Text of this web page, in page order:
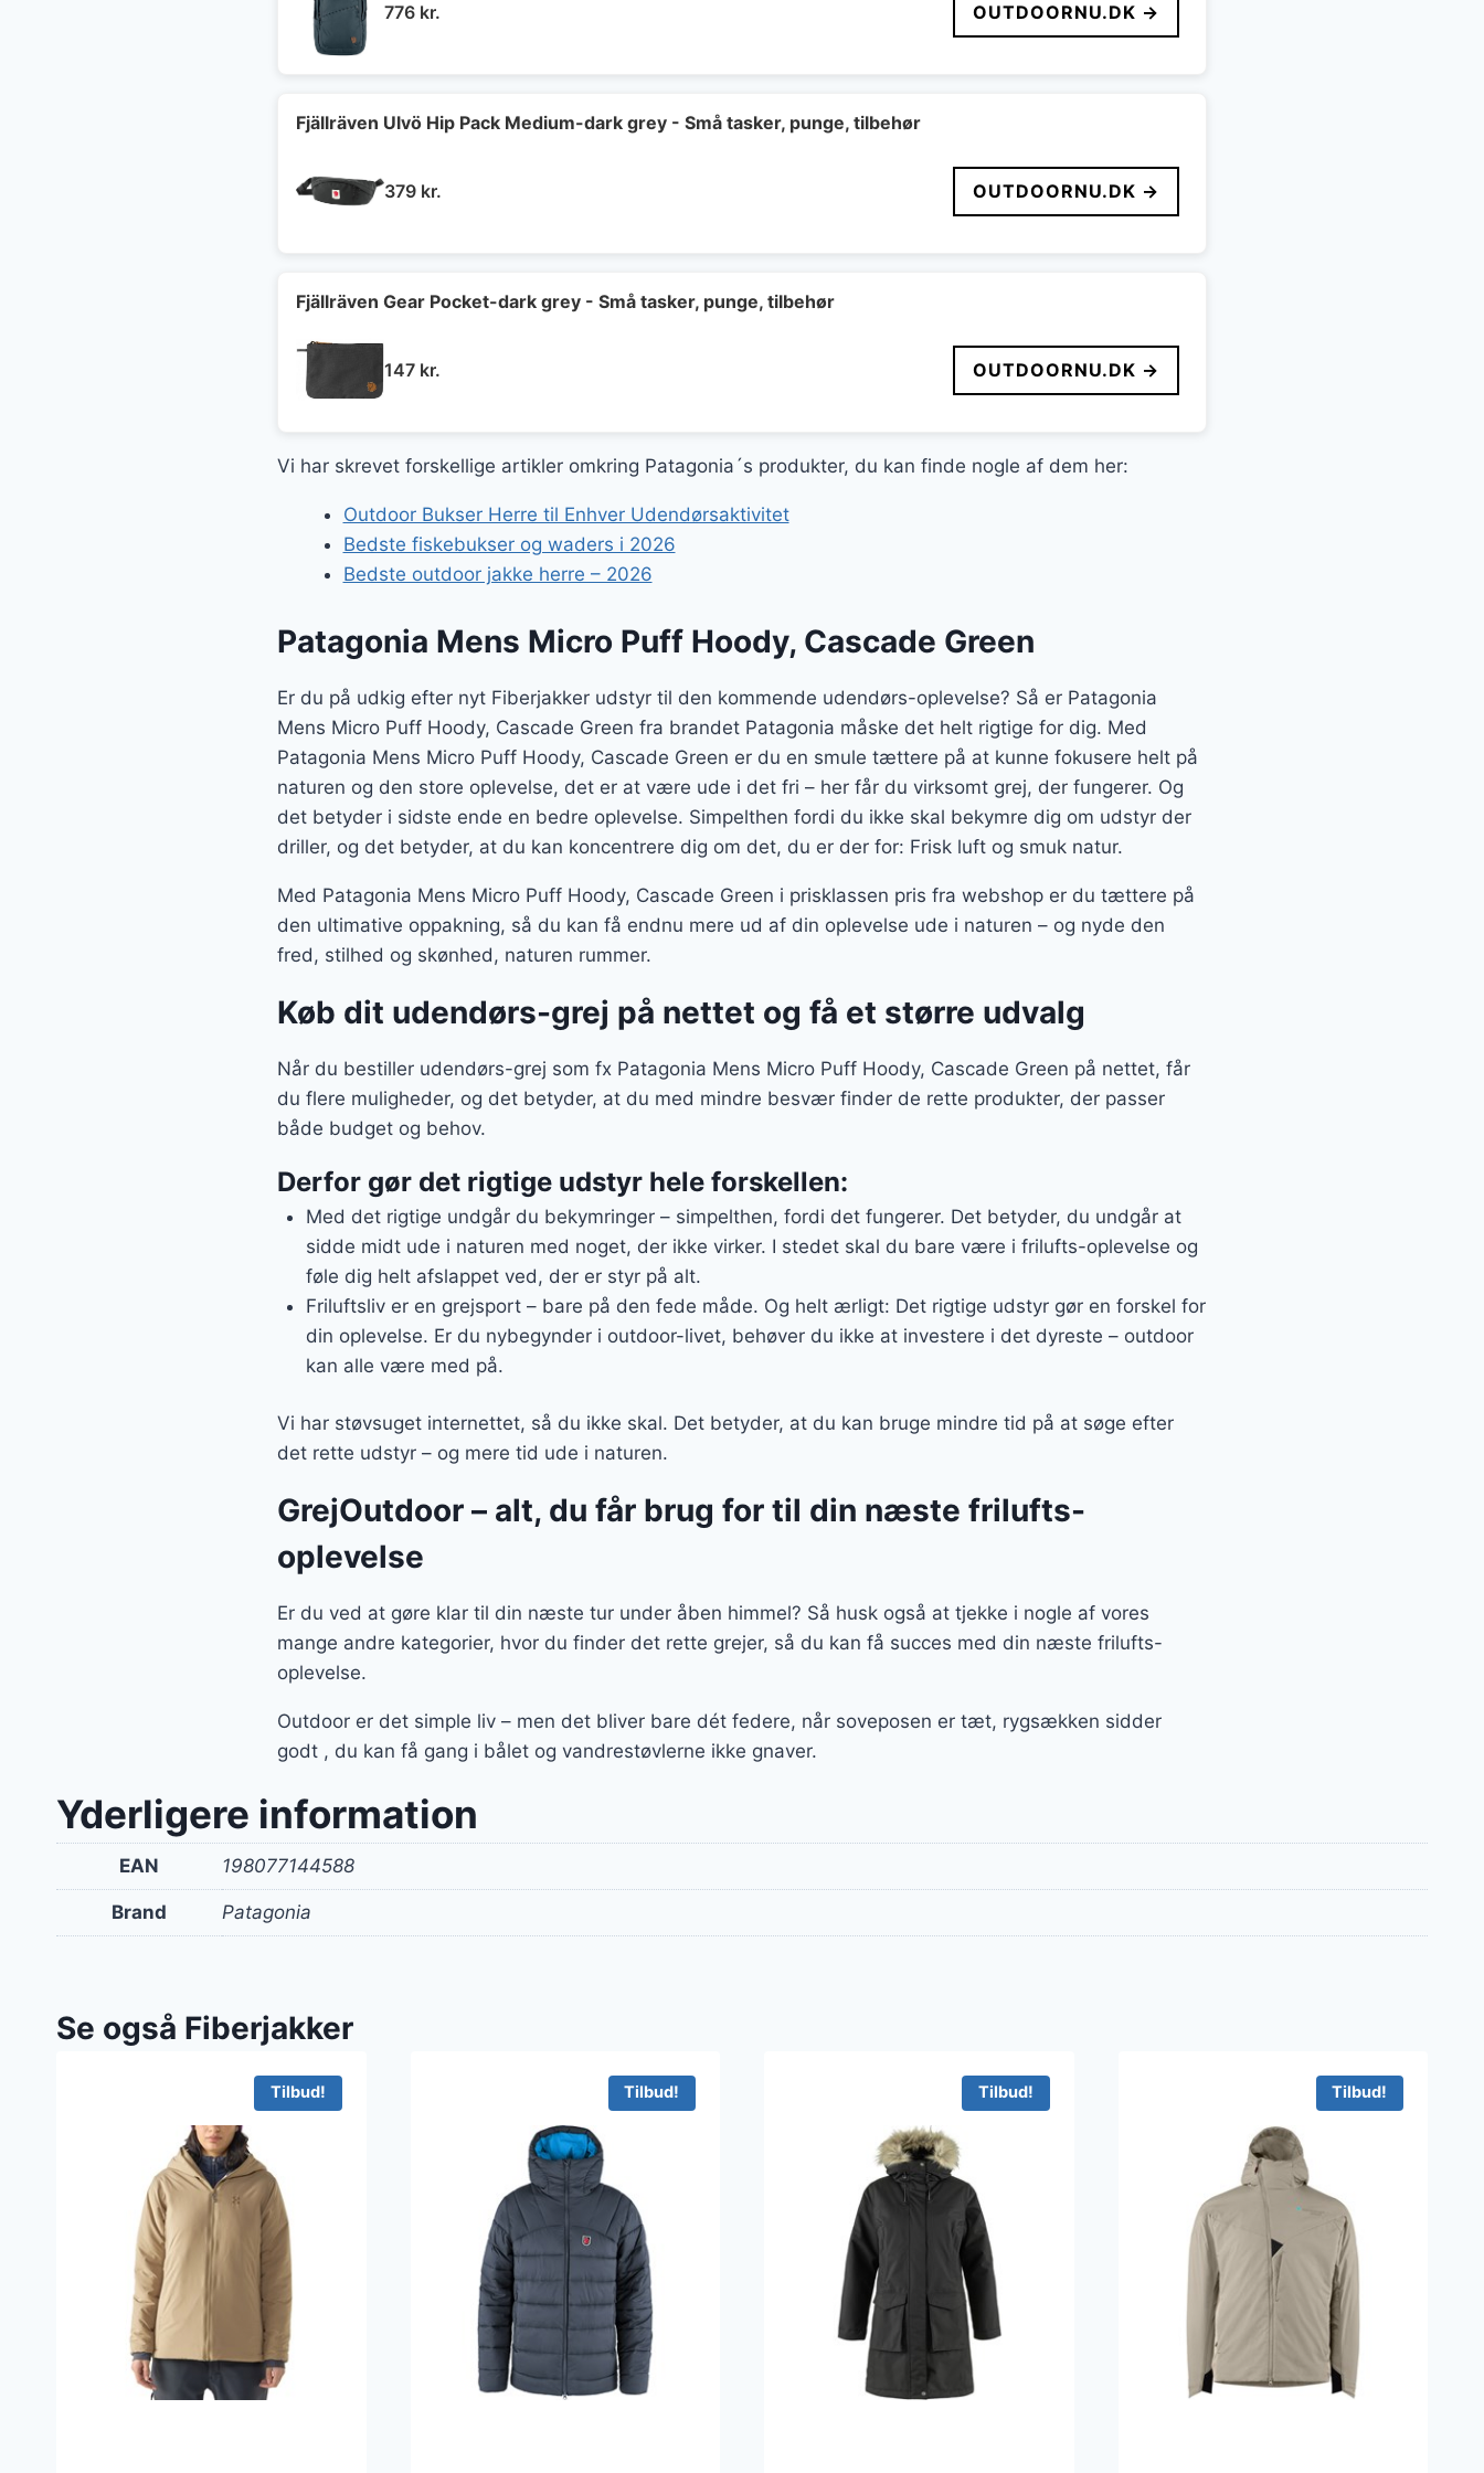
776 kr. OUTDOORNU.DK →
Fjällräven Ulvö Hip Pack Medium-dark grey - Små tasker, punge, tilbehør
379 kr. OUTDOORNU.DK →
Fjällräven Gear Pocket-dark grey - Små tasker, punge, tilbehør
147 kr. OUTDOORNU.DK →
Vi har skrevet forskellige artikler omkring Patagonia´s produkter, du kan finde nogle af dem her:
Outdoor Bukser Herre til Enhver Udendørsaktivitet
Bedste fiskebukser og waders i 2026
Bedste outdoor jakke herre – 2026
Patagonia Mens Micro Puff Hoody, Cascade Green
Er du på udkig efter nyt Fiberjakker udstyr til den kommende udendørs-oplevelse? Så er Patagonia
Mens Micro Puff Hoody, Cascade Green fra brandet Patagonia måske det helt rigtige for dig. Med
Patagonia Mens Micro Puff Hoody, Cascade Green er du en smule tættere på at kunne fokusere helt på
naturen og den store oplevelse, det er at være ude i det fri – her får du virksomt grej, der fungerer. Og
det betyder i sidste ende en bedre oplevelse. Simpelthen fordi du ikke skal bekymre dig om udstyr der
driller, og det betyder, at du kan koncentrere dig om det, du er der for: Frisk luft og smuk natur.
Med Patagonia Mens Micro Puff Hoody, Cascade Green i prisklassen pris fra webshop er du tættere på
den ultimative oppakning, så du kan få endnu mere ud af din oplevelse ude i naturen – og nyde den
fred, stilhed og skønhed, naturen rummer.
Køb dit udendørs-grej på nettet og få et større udvalg
Når du bestiller udendørs-grej som fx Patagonia Mens Micro Puff Hoody, Cascade Green på nettet, får
du flere muligheder, og det betyder, at du med mindre besvær finder de rette produkter, der passer
både budget og behov.
Derfor gør det rigtige udstyr hele forskellen:
Med det rigtige undgår du bekymringer – simpelthen, fordi det fungerer. Det betyder, du undgår at
sidde midt ude i naturen med noget, der ikke virker. I stedet skal du bare være i frilufts-oplevelse og
føle dig helt afslappet ved, der er styr på alt.
Friluftsliv er en grejsport – bare på den fede måde. Og helt ærligt: Det rigtige udstyr gør en forskel for
din oplevelse. Er du nybegynder i outdoor-livet, behøver du ikke at investere i det dyreste – outdoor
kan alle være med på.
Vi har støvsuget internettet, så du ikke skal. Det betyder, at du kan bruge mindre tid på at søge efter
det rette udstyr – og mere tid ude i naturen.
GrejOutdoor – alt, du får brug for til din næste frilufts-
oplevelse
Er du ved at gøre klar til din næste tur under åben himmel? Så husk også at tjekke i nogle af vores
mange andre kategorier, hvor du finder det rette grejer, så du kan få succes med din næste frilufts-
oplevelse.
Outdoor er det simple liv – men det bliver bare dét federe, når soveposen er tæt, rygsækken sidder
godt , du kan få gang i bålet og vandrestøvlerne ikke gnaver.
Yderligere information
EAN 198077144588
Brand Patagonia
Se også Fiberjakker
Tilbud! Tilbud! Tilbud! Tilbud!